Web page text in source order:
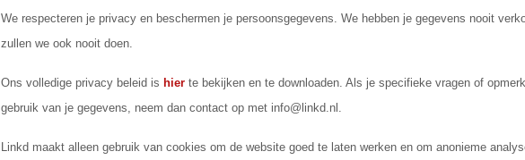
of onverbindend is, zullen Linkd en Opdrachtnemer
onverbindende gedeelte vervangen door een bepaling
verbindend is en waarvan de rechtsgevolgen, gelet op
van de betreffende bepaling, zo veel mogelijk
met die van het ongeldige of onverbindende gedeelte